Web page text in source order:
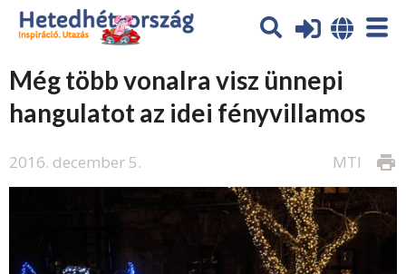
Még több vonalra visz ünnepi
hangulatot az idei fényvillamos
2016. december 5. print
MTI